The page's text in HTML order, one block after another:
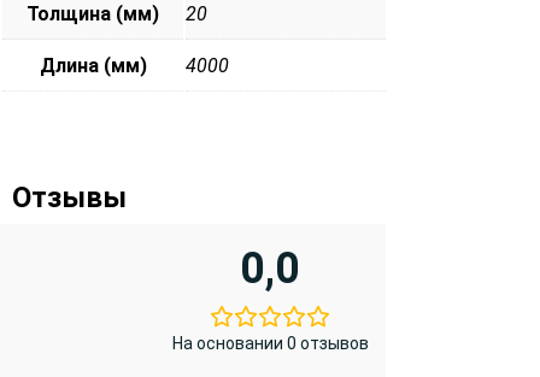
Толщина (мм) 20
Длина (мм) 4000
Отзывы
0,0
На основании 0 отзывов